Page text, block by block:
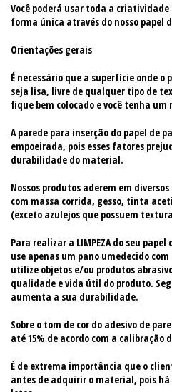
Você poderá usar toda a criatividade
forma única através do nosso papel
Orientações gerais
É necessário que a superfície onde o
seja lisa, livre de qualquer tipo de
fique bem colocado e você tenha
A parede para inserção do papel de
empoeirada, pois esses fatores
durabilidade do material.
Nossos produtos aderem em
com massa corrida, gesso, tinta
(exceto azulejos que possuem
Para realizar a LIMPEZA do seu
use apenas um pano umedecido
utilize objetos e/ou produtos
qualidade e vida útil do produto.
aumenta a sua durabilidade.
Sobre o tom de cor do adesivo de
até 15% de acordo com a calibração
É de extrema importância que o
antes de adquirir o material, pois há